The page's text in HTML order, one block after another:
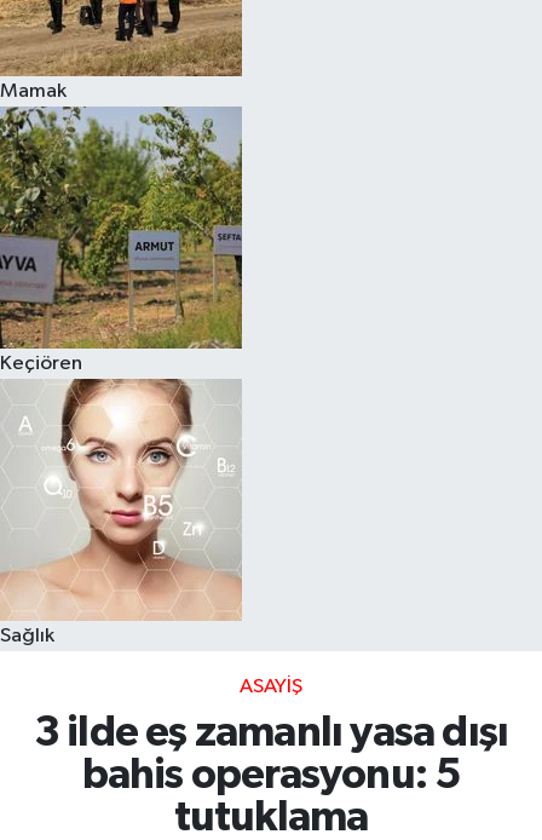
Mamak
Keçiören
Sağlık
ASAYIŞ
3 ilde eş zamanlı yasa dışı
bahis operasyonu: 5
tutuklama